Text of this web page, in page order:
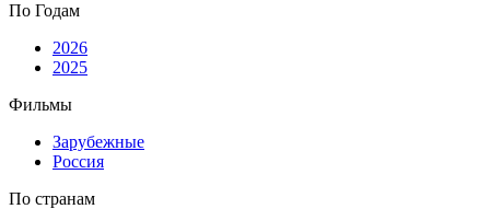
По Годам
2026
2025
Фильмы
Зарубежные
Россия
По странам